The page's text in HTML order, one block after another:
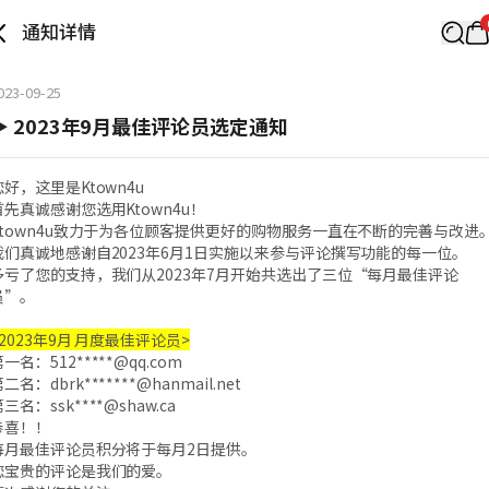
通知详情
09-25
2023年9月最佳评论员选定通知
好，这里是Ktown4u
先真诚感谢您选用Ktown4u！
致力于为各位顾客提供更好的购物服务一直在不断的完善与改进
们真诚地感谢自2023年6月1日实施以来参与评论撰写功能的每一位。
亏了您的支持，我们从2023年7月开始共选出了三位“每月最佳评论
。
年9月 月度最佳评论员>
名： 512*****@qq.com
名： dbrk*******@hanmail.net
名： ssk****@shaw.ca
！！
月最佳评论员积分将于每月2日提供。
贵的评论是我们的爱。